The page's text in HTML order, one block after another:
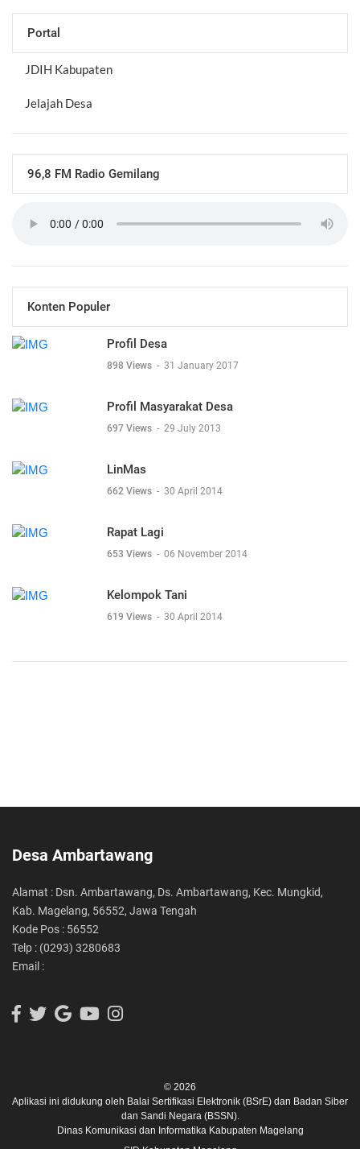
Portal
JDIH Kabupaten
Jelajah Desa
96,8 FM Radio Gemilang
Konten Populer
Profil Desa
898 Views - 31 January 2017
Profil Masyarakat Desa
697 Views - 29 July 2013
LinMas
662 Views - 30 April 2014
Rapat Lagi
653 Views - 06 November 2014
Kelompok Tani
619 Views - 30 April 2014
Desa Ambartawang
Alamat : Dsn. Ambartawang, Ds. Ambartawang, Kec. Mungkid,
Kab. Magelang, 56552, Jawa Tengah
Kode Pos : 56552
Telp : (0293) 3280683
Email :
© 2026
Aplikasi ini didukung oleh Balai Sertifikasi Elektronik (BSrE) dan Badan Siber
dan Sandi Negara (BSSN).
Dinas Komunikasi dan Informatika Kabupaten Magelang